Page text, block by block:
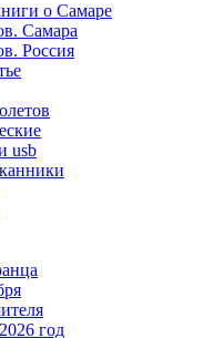
о Самаре
Самара
Россия
usb
год